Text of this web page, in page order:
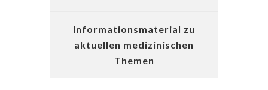
Informationsmaterial zu
aktuellen medizinischen
Themen